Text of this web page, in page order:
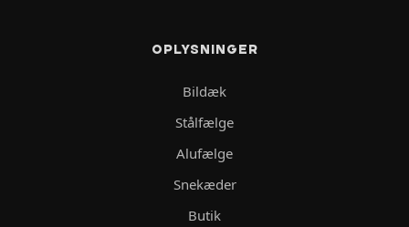
OPLYSNINGER
Bildæk
Stålfælge
Alufælge
Snekæder
Butik